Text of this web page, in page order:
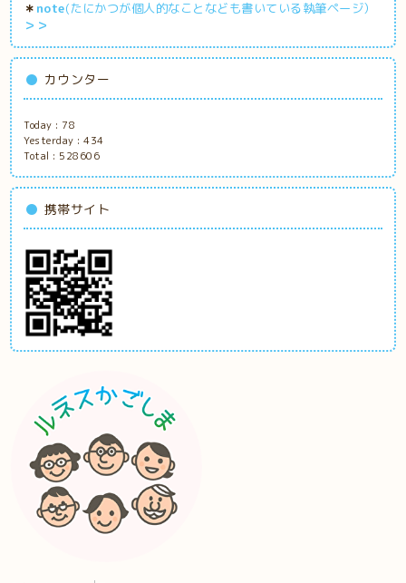
＊ note(たにかつが個人的なことなども書いている執筆ページ）
＞＞
カウンター
Today : 78
Yesterday :434
Total : 528606
携帯サイト